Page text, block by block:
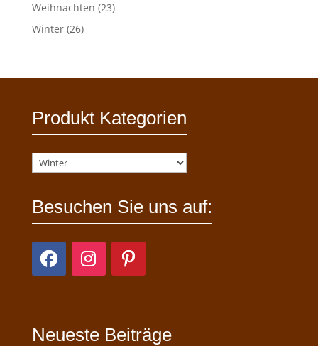
Weihnachten (23)
Winter (26)
Produkt Kategorien
Besuchen Sie uns auf:
Neueste Beiträge